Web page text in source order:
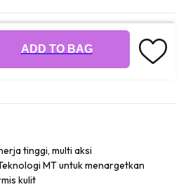
ADD TO BAG
tinggi, multi aksi
MT untuk menargetkan
kulit